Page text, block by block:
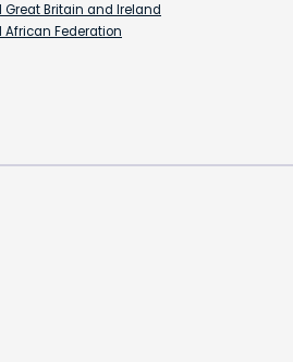
Britain and Ireland
Federation